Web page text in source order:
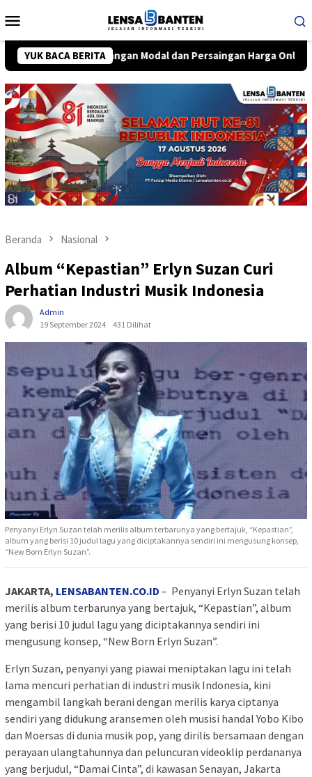
ke
Mobile
YUK BACA BERITA
Tantangan Modal dan Persaingan Harga Online
Beranda Nasional
Album “Kepastian” Erlyn Suzan Curi
Perhatian Industri Musik Indonesia
Admin
19 September 2024
431 Dilihat
Penyanyi Erlyn Suzan telah merilis album terbarunya yang bertajuk, “Kepastian”,
album yang berisi 10 judul lagu yang diciptakannya sendiri ini mengusung konsep,
“New Born Erlyn Suzan”.
JAKARTA, LENSABANTEN.CO.ID – Penyanyi Erlyn Suzan telah
merilis album terbarunya yang bertajuk, “Kepastian”, album
yang berisi 10 judul lagu yang diciptakannya sendiri ini
mengusung konsep, “New Born Erlyn Suzan”.
Erlyn Suzan, penyanyi yang piawai meniptakan lagu ini telah
lama mencuri perhatian di industri musik Indonesia, kini
mengambil langkah berani dengan merilis karya ciptanya
sendiri yang didukung aransemen oleh musisi handal Yobo Kibo
dan Moersas di dunia musik pop, yang dirilis bersamaan dengan
perayaan ulangtahunnya dan peluncuran videoklip perdananya
yang berjudul, “Damai Cinta”, di kawasan Senayan, Jakarta